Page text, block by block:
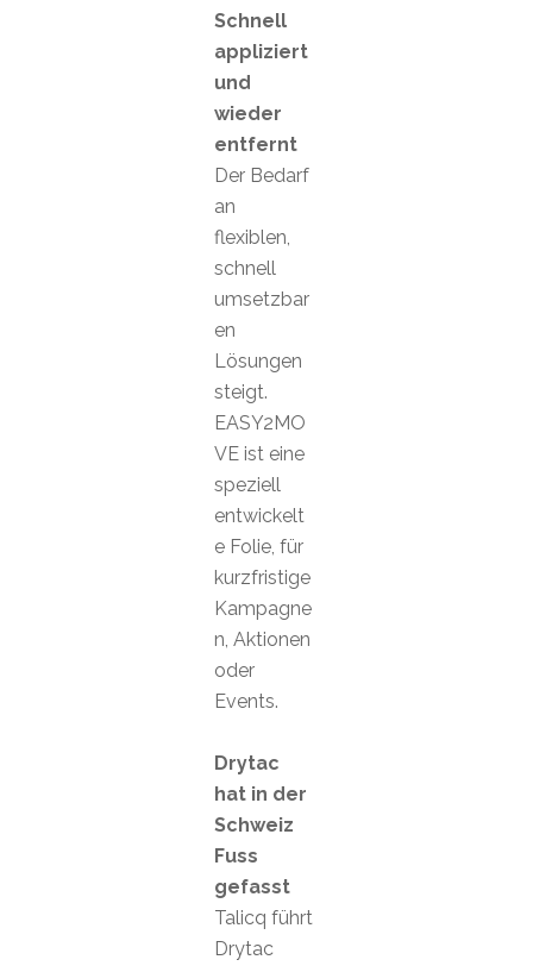
Schnell
appliziert
und
wieder
entfernt
Der Bedarf
an
flexiblen,
schnell
umsetzbar
en
Lösungen
steigt.
EASY2MO
VE ist eine
speziell
entwickelt
e Folie, für
kurzfristige
Kampagne
n, Aktionen
oder
Events.
Drytac
hat in der
Schweiz
Fuss
gefasst
Talicq führt
Drytac